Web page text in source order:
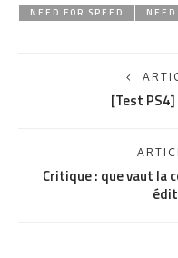
NEED FOR SPEED
[Test
Critique : que vaut la